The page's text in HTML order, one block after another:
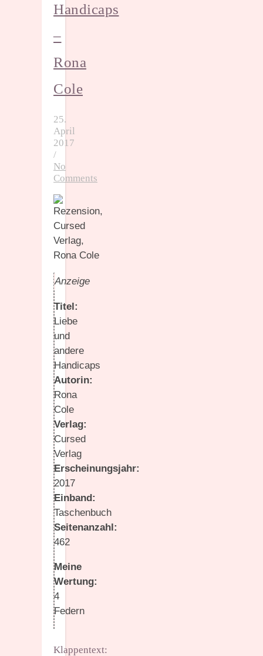
Handicaps
–
Rona
Cole
25.
April
2017
/
No
Comments
Anzeige
Titel:
Liebe
und
andere
Handicaps
Autorin:
Rona
Cole
Verlag:
Cursed
Verlag
Erscheinungsjahr:
2017
Einband:
Taschenbuch
Seitenanzahl:
462
Meine
Wertung:
4
Federn
Klappentext: